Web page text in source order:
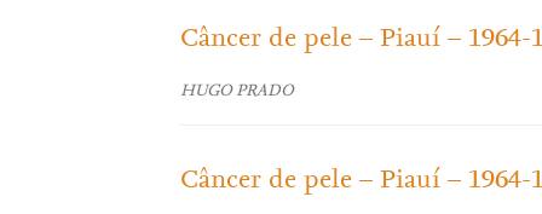
Câncer de pele – Piauí –
HUGO PRADO
Câncer de pele – Piauí –